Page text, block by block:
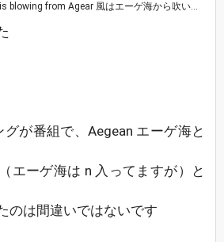
Agear 風はエーゲ海から吹いている、という歌詞のこの曲はJAL？地中海旅行…
が番組で、Aegean エーゲ海と
エーゲ海は n 入ってますが）と
のは間違いではないです